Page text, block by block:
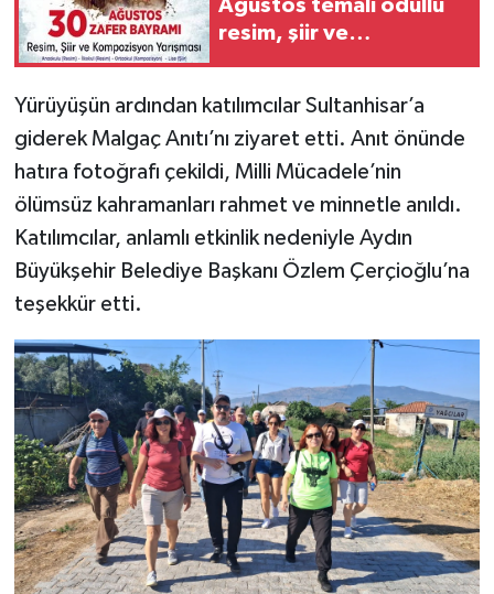
Ağustos temalı ödüllü
resim, şiir ve
Yürüyüşün ardından katılımcılar Sultanhisar’a
giderek Malgaç Anıtı’nı ziyaret etti. Anıt önünde
hatıra fotoğrafı çekildi, Milli Mücadele’nin
ölümsüz kahramanları rahmet ve minnetle anıldı.
Katılımcılar, anlamlı etkinlik nedeniyle Aydın
Büyükşehir Belediye Başkanı Özlem Çerçioğlu’na
teşekkür etti.